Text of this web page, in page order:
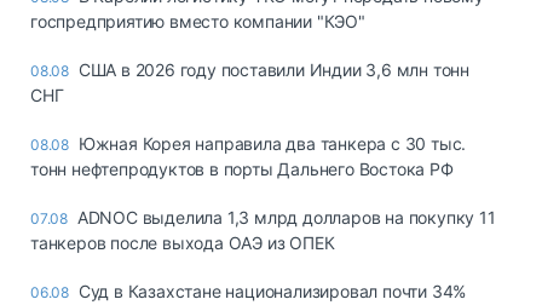
госпредприятию вместо компании "КЭО"
08.08 США в 2026 году поставили Индии 3,6 млн тонн
СНГ
08.08 Южная Корея направила два танкера с 30 тыс.
тонн нефтепродуктов в порты Дальнего Востока РФ
07.08 ADNOC выделила 1,3 млрд долларов на покупку 11
танкеров после выхода ОАЭ из ОПЕК
06.08 Суд в Казахстане национализировал почти 34%